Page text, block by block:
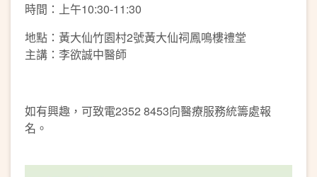
時間：上午10:30-11:30
地點：黃大仙竹園村2號黃大仙祠鳳鳴樓禮堂
主講：李欲誠中醫師
如有興趣，可致電2352 8453向醫療服務統籌處報
名。